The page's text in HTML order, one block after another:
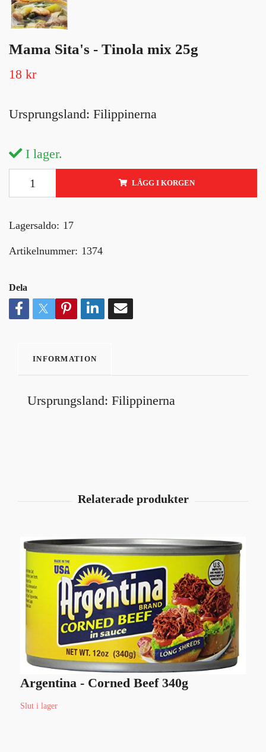
Mama Sita's - Tinola mix 25g
18 kr
Ursprungsland: Filippinerna
I lager.
LÄGG I KORGEN
Lagersaldo: 17
Artikelnummer: 1374
Dela
INFORMATION
Ursprungsland: Filippinerna
Argentina - Corned Beef 340g
Slut i lager